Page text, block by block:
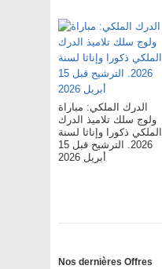
الدرك الملكي: مباراة
ولوج سلك تلاميذ الدرك
الملكي ذكورا وإناثا لسنة
2026. الترشيح قبل 15
أبريل 2026
Nos dernières Offres